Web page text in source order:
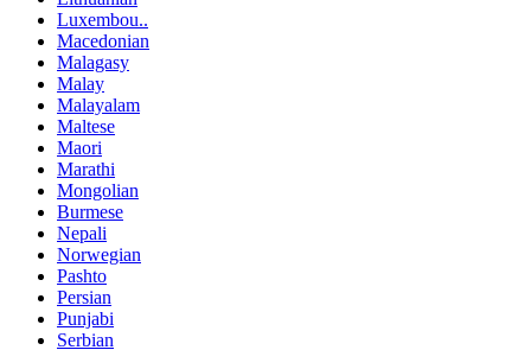
Luxembou..
Macedonian
Malagasy
Malay
Malayalam
Maltese
Maori
Marathi
Mongolian
Burmese
Nepali
Norwegian
Pashto
Persian
Punjabi
Serbian